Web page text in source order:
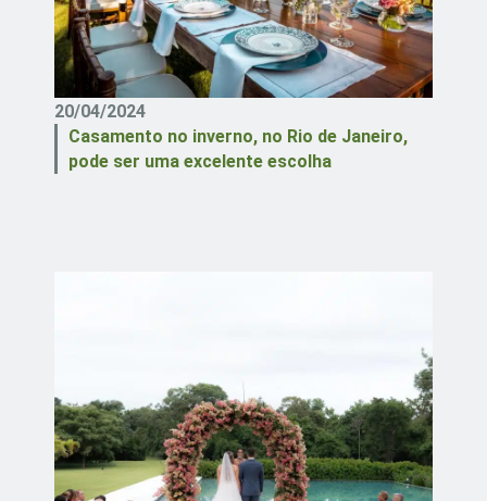
20/04/2024
Casamento no inverno, no Rio de Janeiro,
pode ser uma excelente escolha